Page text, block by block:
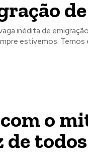
inédita de
estivemos. Temos
o
de